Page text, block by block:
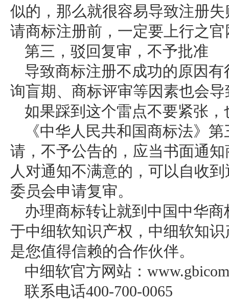
似的，那么就很容易导致注册
请商标注册前，一定要上行之
第三，驳回复审，不予批准
导致商标注册不成功的原因
询盲期、商标评审等因素也会
如果踩到这个雷点不要紧张
《中华人民共和国商标法》
请，不予公告的，应当书面通
人对通知不满意的，可以自收
委员会申请复审。
办理商标转让就到中国中华
于中细软知识产权，中细软知
是您值得信赖的合作伙伴。
中细软官方网站：
联系电话400-700-0065